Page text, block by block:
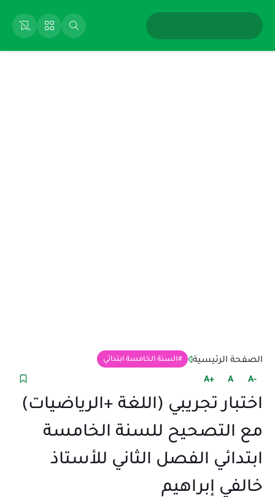
الصفحة الرئيسية السنة الخامسة ابتدائي
+A A -A
اختبار تجريبي (اللغة +الرياضيات)
مع التصحيح للسنة الخامسة
ابتدائي الفصل الثاني للأستاذ
خالفي إبراهيم